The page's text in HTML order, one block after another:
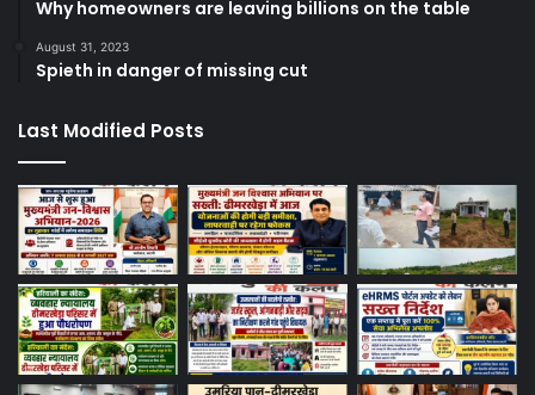
Why homeowners are leaving billions on the table
August 31, 2023
Spieth in danger of missing cut
Last Modified Posts